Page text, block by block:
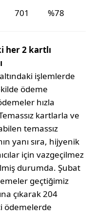
701 %78
her 2 kartlı
altındaki işlemlerde
ödeme
hızla
kartlarla ve
temassız
yanı sıra, hijyenik
için vazgeçilmez
durumda. Şubat
geçtiğimiz
çıkarak 204
ödemelerde